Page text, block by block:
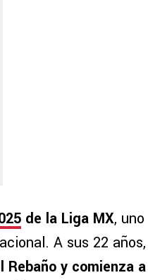
de la Liga MX, uno
A sus 22 años,
y comienza a